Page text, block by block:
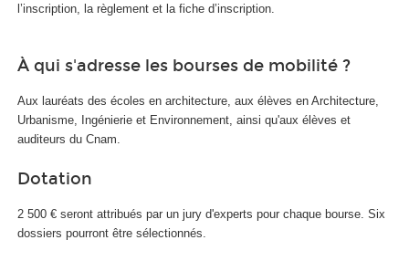
l’inscription, la règlement et la fiche d’inscription.
À qui s'adresse les bourses de mobilité ?
Aux lauréats des écoles en architecture, aux élèves en Architecture,
Urbanisme, Ingénierie et Environnement, ainsi qu'aux élèves et
auditeurs du Cnam.
Dotation
2 500 € seront attribués par un jury d'experts pour chaque bourse. Six
dossiers pourront être sélectionnés.